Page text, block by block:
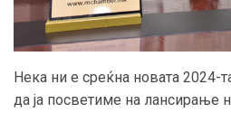
Нека ни е среќна новата 2024-
да ја посветиме на лансирање